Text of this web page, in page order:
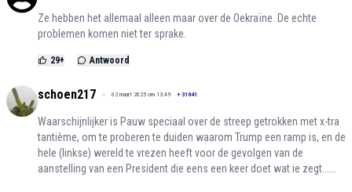
Ze hebben het allemaal alleen maar over de Oekraïne. De echte
problemen komen niet ter sprake.
29+ Antwoord
schoen217 02 maart 2025 om 13:49 + 31641
Waarschijnlijker is Pauw speciaal over de streep getrokken met x-tra
tantième, om te proberen te duiden waarom Trump een ramp is, en de
hele (linkse) wereld te vrezen heeft voor de gevolgen van de
aanstelling van een President die eens een keer doet wat ie zegt......